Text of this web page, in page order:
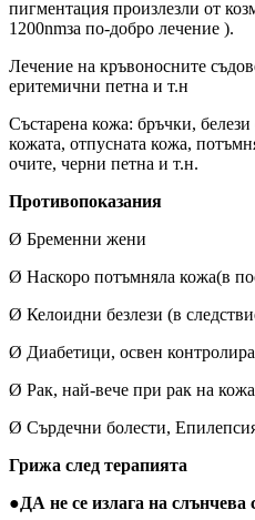
пигментация произлезли от
1200nmза по-добро лечение ).
Лечение на кръвоносните
еритемични петна и т.н
Състарена кожа: бръчки,
кожата, отпусната кожа,
очите, черни петна и т.н.
Противопоказания
Ø Бременни жени
Ø Наскоро потъмняла кожа(в
Ø Келоидни безлези (в
Ø Диабетици, освен
Ø Рак, най-вече при рак на
Ø Сърдечни болести,
Грижа след терапията
●ДА не се излага на слънчева